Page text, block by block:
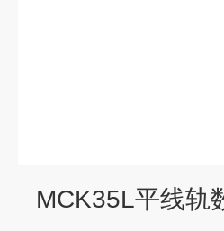
MCK35L平线轨